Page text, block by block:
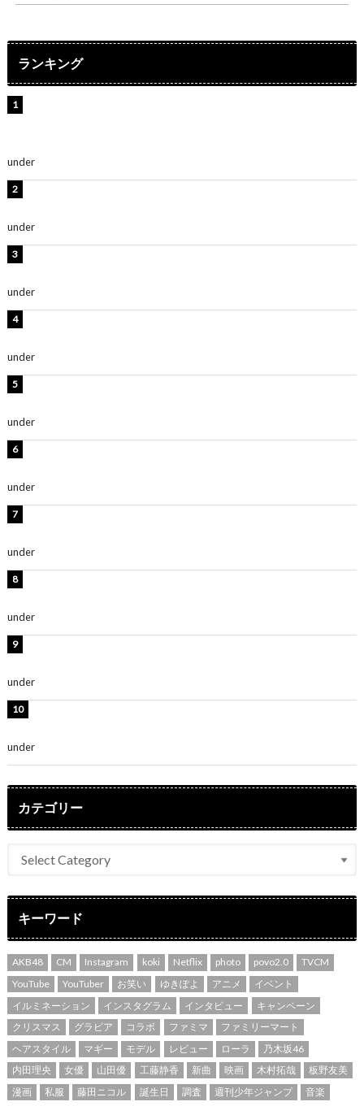
ランキング
under
under
under
under
under
under
under
under
under
under
カテゴリー
キーワード
AKB48 CM Instagram koki Netflix photo povo2.0
TVCM
YouTube
YouTuber お笑い ゆきぽよ アニメ
イベント
イルミネーション
インスタグラム インタビュー
キャンペーン
クリスマス
グラビア コラボ ファミマ
ファミリーマート
ヘアスタイル
マギー モデル レビュー ローラ
乃木坂46
内田理央
女優 山田優 工藤静香 新曲 映画 木村拓哉
板野友美
漫画
私服 藤田ニコル 誕生日 調査 週刊少年ジャンプ 音楽